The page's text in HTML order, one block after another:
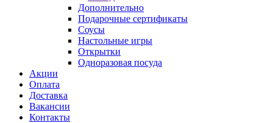
Дополнительно
Подарочные сертификаты
Соусы
Настольные игры
Открытки
Одноразовая посуда
Акции
Оплата
Доставка
Вакансии
Контакты